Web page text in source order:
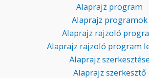
Alaprajz program
Alaprajz programok
Alaprajz rajzoló
Alaprajz rajzoló program
Alaprajz szerkesztése
Alaprajz szerkesztő